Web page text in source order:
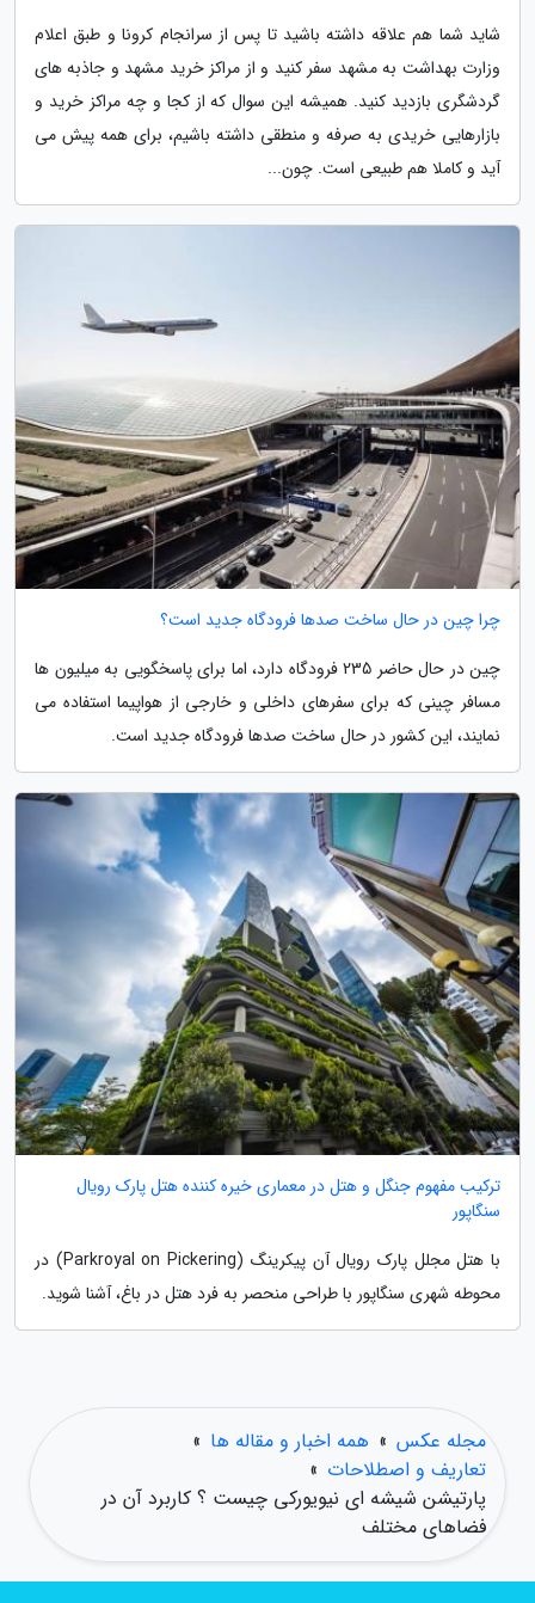
شاید شما هم علاقه داشته باشید تا پس از سرانجام کرونا و طبق اعلام
وزارت بهداشت به مشهد سفر کنید و از مراکز خرید مشهد و جاذبه های
گردشگری بازدید کنید. همیشه این سوال که از کجا و چه مراکز خرید و
بازارهایی خریدی به صرفه و منطقی داشته باشیم، برای همه پیش می
آید و کاملا هم طبیعی است. چون...
چرا چین در حال ساخت صدها فرودگاه جدید است؟
چین در حال حاضر 235 فرودگاه دارد، اما برای پاسخگویی به میلیون ها
مسافر چینی که برای سفرهای داخلی و خارجی از هواپیما استفاده می
نمایند، این کشور در حال ساخت صدها فرودگاه جدید است.
ترکیب مفهوم جنگل و هتل در معماری خیره کننده هتل پارک رویال
سنگاپور
با هتل مجلل پارک رویال آن پیکرینگ (Parkroyal on Pickering) در
محوطه شهری سنگاپور با طراحی منحصر به فرد هتل در باغ، آشنا شوید.
مجله عکس » همه اخبار و مقاله ها »
تعاریف و اصطلاحات »
پارتیشن شیشه ای نیویورکی چیست ؟ کاربرد آن در
فضاهای مختلف